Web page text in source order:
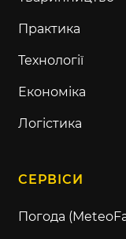
Практика
Технології
Економіка
Логістика
СЕРВІСИ
Погода